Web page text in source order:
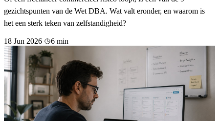
gezichtspunten van de Wet DBA. Wat valt eronder, en waarom is
het een sterk teken van zelfstandigheid?
18 Jun 2026 6 min